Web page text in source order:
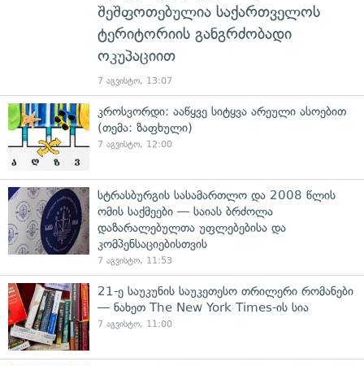
შეშფოთებულია საქართველოს
ტერიტორიის განგრძობადი
ოკუპაციით
7 აგვისტო, 13:07
კროსვორდი: ააწყვე სიტყვა არეული ასოებით
(თემა: ზაფხული)
7 აგვისტო, 12:00
სტრასბურგის სასამართლო და 2008 წლის
ომის საქმეები — საიას ბრძოლა
დაზარალებულთა უფლებებისა და
კომპენსაციებისთვის
7 აგვისტო, 11:53
21-ე საუკუნის საუკეთესო თრილერი რომანები
— ნახეთ The New York Times-ის სია
7 აგვისტო, 11:00